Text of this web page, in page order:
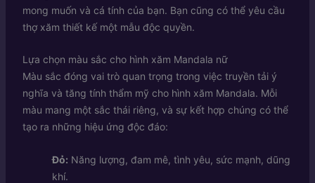
mong muốn và cá tính của bạn. Bạn cũng có thể yêu cầu
thợ xăm thiết kế một mẫu độc quyền.
Lựa chọn màu sắc cho hình xăm Mandala nữ
Màu sắc đóng vai trò quan trọng trong việc truyền tải ý
nghĩa và tăng tính thẩm mỹ cho hình xăm Mandala. Mỗi
màu mang một sắc thái riêng, và sự kết hợp chúng có thể
tạo ra những hiệu ứng độc đáo:
Đỏ: Năng lượng, đam mê, tình yêu, sức mạnh, dũng
khí.